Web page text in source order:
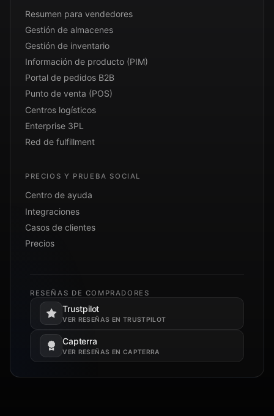
Resumen para vendedores
Gestión de almacenes
Gestión de inventario
Información de producto (PIM)
Portal de pedidos B2B
Punto de venta (POS)
Centros logísticos
Enterprise 3PL
Red de fulfillment
PRECIOS Y PRUEBA SOCIAL
Centro de ayuda
Integraciones
Casos de clientes
Precios
RESEÑAS DE COMPRADORES
Trustpilot
VER RESEÑAS EN TRUSTPILOT
Se abre en una pestaña nueva.
Capterra
VER RESEÑAS EN CAPTERRA
Se abre en una pestaña nueva.